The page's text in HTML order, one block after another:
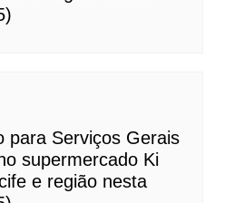
para Serviços Gerais
supermercado Ki
e região nesta